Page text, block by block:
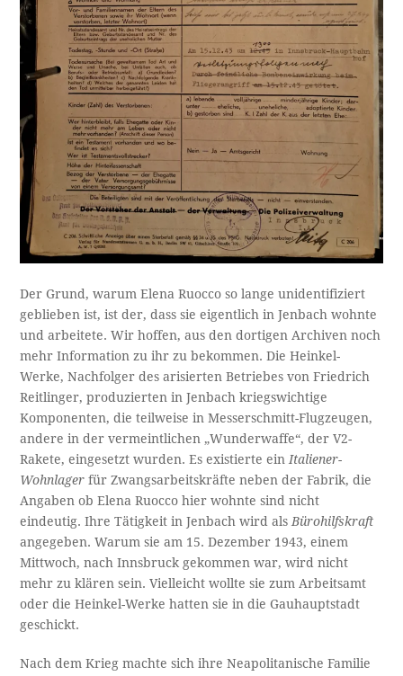
Der Grund, warum Elena Ruocco so lange unidentifiziert
geblieben ist, ist der, dass sie eigentlich in Jenbach wohnte
und arbeitete. Wir hoffen, aus den dortigen Archiven noch
mehr Information zu ihr zu bekommen. Die Heinkel-
Werke, Nachfolger des arisierten Betriebes von Friedrich
Reitlinger, produzierten in Jenbach kriegswichtige
Komponenten, die teilweise in Messerschmitt-Flugzeugen,
andere in der vermeintlichen „Wunderwaffe“, der V2-
Rakete, eingesetzt wurden. Es existierte ein Italiener-
Wohnlagerfür Zwangsarbeitskräfte neben der Fabrik, die
Angaben ob Elena Ruocco hier wohnte sind nicht
eindeutig. Ihre Tätigkeit in Jenbach wird als Bürohilfskraft
angegeben. Warum sie am 15. Dezember 1943, einem
Mittwoch, nach Innsbruck gekommen war, wird nicht
mehr zu klären sein. Vielleicht wollte sie zum Arbeitsamt
oder die Heinkel-Werke hatten sie in die Gauhauptstadt
geschickt.
Nach dem Krieg machte sich ihre Neapolitanische Familie